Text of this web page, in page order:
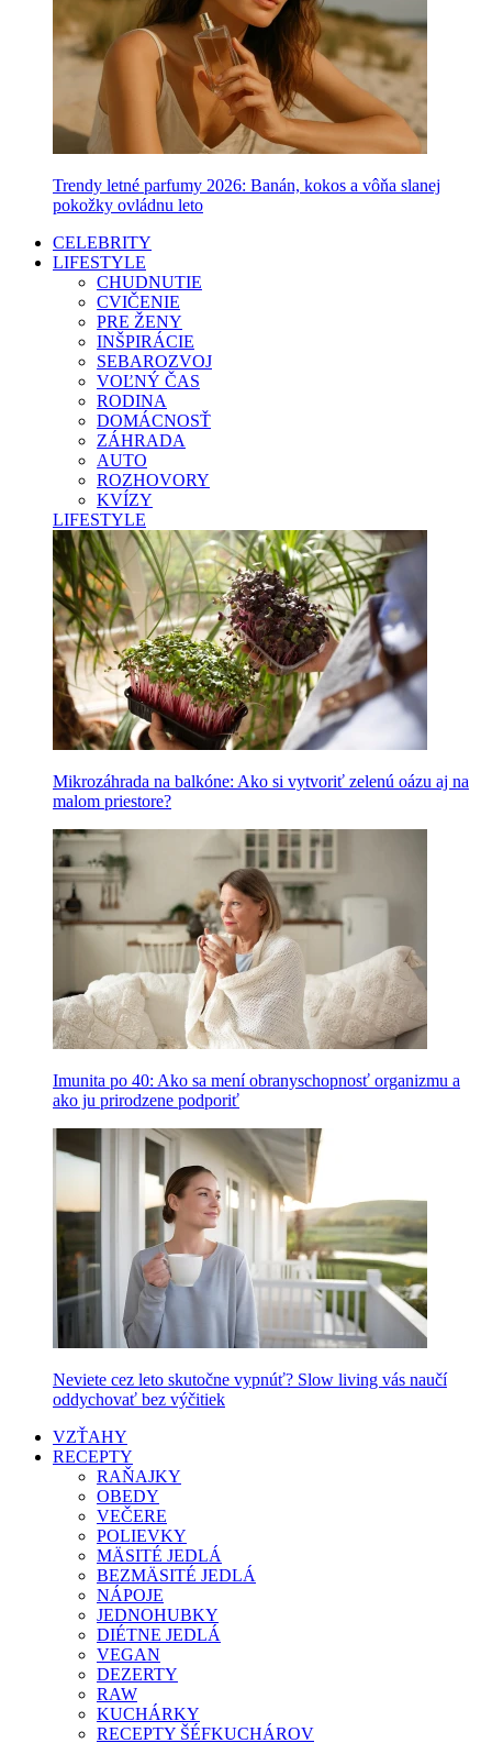
Trendy letné parfumy 2026: Banán, kokos a vôňa slanej
pokožky ovládnu leto
CELEBRITY
LIFESTYLE
CHUDNUTIE
CVIČENIE
PRE ŽENY
INŠPIRÁCIE
SEBAROZVOJ
VOĽNÝ ČAS
RODINA
DOMÁCNOSŤ
ZÁHRADA
AUTO
ROZHOVORY
KVÍZY
LIFESTYLE
Mikrozáhrada na balkóne: Ako si vytvoriť zelenú oázu aj na
malom priestore?
Imunita po 40: Ako sa mení obranyschopnosť organizmu a
ako ju prirodzene podporiť
Neviete cez leto skutočne vypnúť? Slow living vás naučí
oddychovať bez výčitiek
VZŤAHY
RECEPTY
RAŇAJKY
OBEDY
VEČERE
POLIEVKY
MÄSITÉ JEDLÁ
BEZMÄSITÉ JEDLÁ
NÁPOJE
JEDNOHUBKY
DIÉTNE JEDLÁ
VEGAN
DEZERTY
RAW
KUCHÁRKY
RECEPTY ŠÉFKUCHÁROV